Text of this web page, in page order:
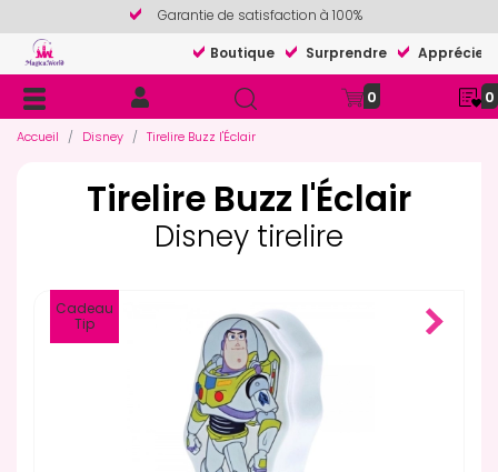
Garantie de satisfaction à 100%
Boutique
Surprendre Apprécier
0 0
Accueil Disney Tirelire Buzz l'Éclair
Tirelire Buzz l'Éclair
Disney tirelire
Cadeau
Tip